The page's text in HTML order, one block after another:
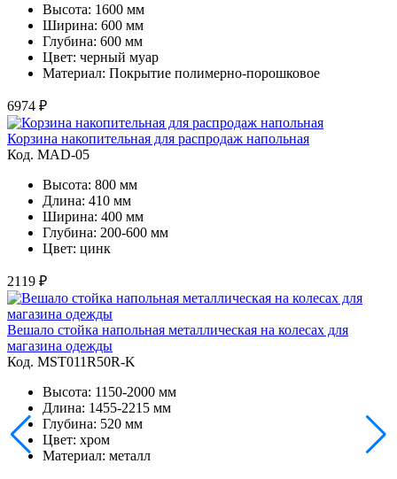
Высота: 1600 мм
Ширина: 600 мм
Глубина: 600 мм
Цвет: черный муар
Материал: Покрытие полимерно-порошковое
6974 ₽
Корзина накопительная для распродаж напольная
Код. MAD-05
Высота: 800 мм
Длина: 410 мм
Ширина: 400 мм
Глубина: 200-600 мм
Цвет: цинк
2119 ₽
Вешало стойка напольная металлическая на колесах для
магазина одежды
Код. MST011R50R-K
Высота: 1150-2000 мм
Длина: 1455-2215 мм
Глубина: 520 мм
Цвет: хром
Материал: металл